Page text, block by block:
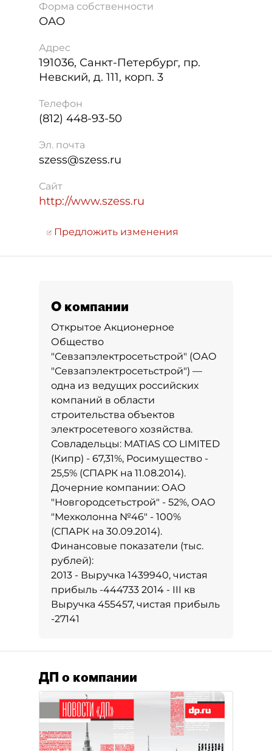
Форма собственности
ОАО
Адрес
191036, Санкт-Петербург, пр.
Невский, д. 111, корп. 3
Телефон
(812) 448-93-50
Эл. почта
szess@szess.ru
Сайт
http://www.szess.ru
Предложить изменения
О компании
Открытое Акционерное
Общество
"Севзапэлектросетьстрой" (ОАО
"Севзапэлектросетьстрой") —
одна из ведущих российских
компаний в области
строительства объектов
электросетевого хозяйства.
Совладельцы: MATIAS CO LIMITED
(Кипр) - 67,31%, Росимущество -
25,5% (СПАРК на 11.08.2014).
Дочерние компании: ОАО
"Новгородсетьстрой" - 52%, ОАО
"Мехколонна №46" - 100%
(СПАРК на 30.09.2014).
Финансовые показатели (тыс.
рублей):
2013 - Выручка 1439940, чистая
прибыль -444733 2014 - III кв
Выручка 455457, чистая прибыль
-27141
ДП о компании